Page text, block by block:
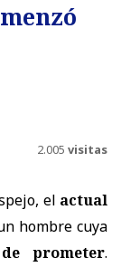
2.005 visitas
el actual
hombre cuya
prometer.